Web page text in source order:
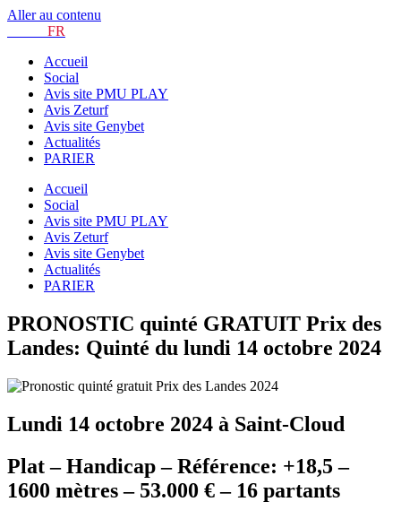
Aller au contenu
FR
Accueil
Social
Avis site PMU PLAY
Avis Zeturf
Avis site Genybet
Actualités
PARIER
Accueil
Social
Avis site PMU PLAY
Avis Zeturf
Avis site Genybet
Actualités
PARIER
PRONOSTIC quinté GRATUIT Prix des
Landes: Quinté du lundi 14 octobre 2024
Lundi 14 octobre 2024 à Saint-Cloud
Plat – Handicap – Référence: +18,5 –
1600 mètres – 53.000 € – 16 partants